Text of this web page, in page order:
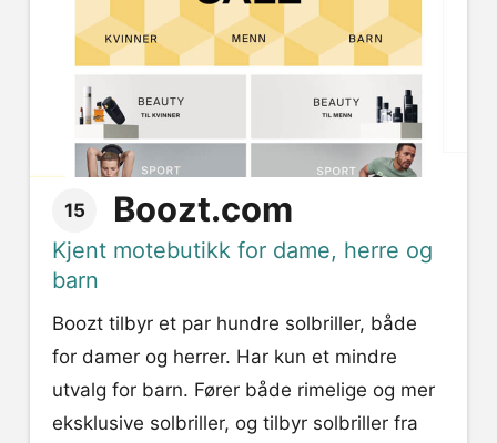
15 Boozt.com
Kjent motebutikk for dame, herre og
barn
Boozt tilbyr et par hundre solbriller, både
for damer og herrer. Har kun et mindre
utvalg for barn. Fører både rimelige og mer
eksklusive solbriller, og tilbyr solbriller fra